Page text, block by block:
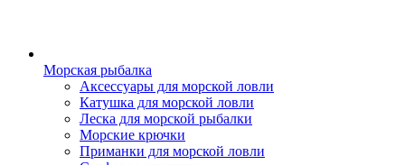
Морская рыбалка
Аксессуары для морской ловли
Катушка для морской ловли
Леска для морской рыбалки
Морские крючки
Приманки для морской ловли